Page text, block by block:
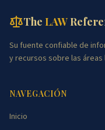
The LAW
Su fuente confiable de
y recursos sobre las
NAVEGACIÓN
Inicio